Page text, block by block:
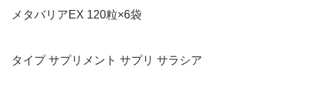
メタバリアEX 120粒×6袋
タイプ サプリメント サプリ サラシア